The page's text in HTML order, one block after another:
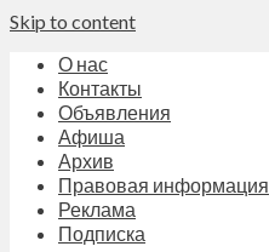
Skip to content
О нас
Контакты
Объявления
Афиша
Архив
Правовая информация
Реклама
Подписка